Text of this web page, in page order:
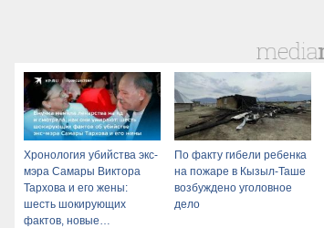
Хронология убийства экс-
мэра Самары Виктора
Тархова и его жены:
шесть шокирующих
фактов, новые
По факту гибели ребенка
на пожаре в Кызыл-Таше
возбуждено уголовное
дело